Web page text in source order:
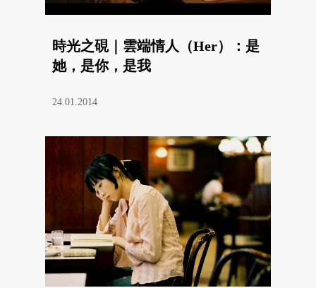
時光之硯｜雲端情人（Her）：是
她，是你，是我
24.01.2014